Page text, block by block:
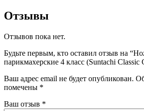
Отзывы
Отзывов пока нет.
Будьте первым, кто оставил отзыв на
парикмахерские 4 класс (Suntachi
Ваш адрес email не будет опубликован.
помечены *
Ваш отзыв *